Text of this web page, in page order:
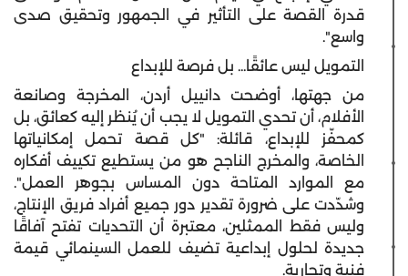
قدرة القصة على التأثير في الجمهور وتحقيق صدى
واسع".
التمويل ليس عائقًا... بل فرصة للإبداع
من جهتها، أوضحت دانييل أردن، المخرجة وصانعة
الأفلام، أن تحدي التمويل لا يجب أن يُنظر إليه كعائق، بل
كمحفّز للإبداع، قائلة: "كل قصة تحمل إمكانياتها
الخاصة، والمخرج الناجح هو من يستطيع تكييف أفكاره
مع الموارد المتاحة دون المساس بجوهر العمل".
وشدّدت على ضرورة تقدير دور جميع أفراد فريق الإنتاج،
وليس فقط الممثلين، معتبرة أن التحديات تفتح آفاقًا
جديدة لحلول إبداعية تضيف للعمل السينمائي قيمة
فنية وتجارية.